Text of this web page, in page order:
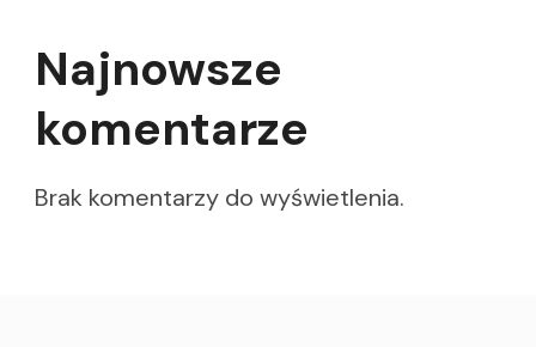
Najnowsze
komentarze
Brak komentarzy do wyświetlenia.